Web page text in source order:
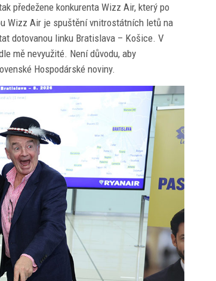
předežene konkurenta Wizz Air, který po
Wizz Air je spuštění vnitrostátních letů na
dotovanou linku Bratislava – Košice. V
mě nevyužité. Není důvodu, aby
Hospodárské noviny.